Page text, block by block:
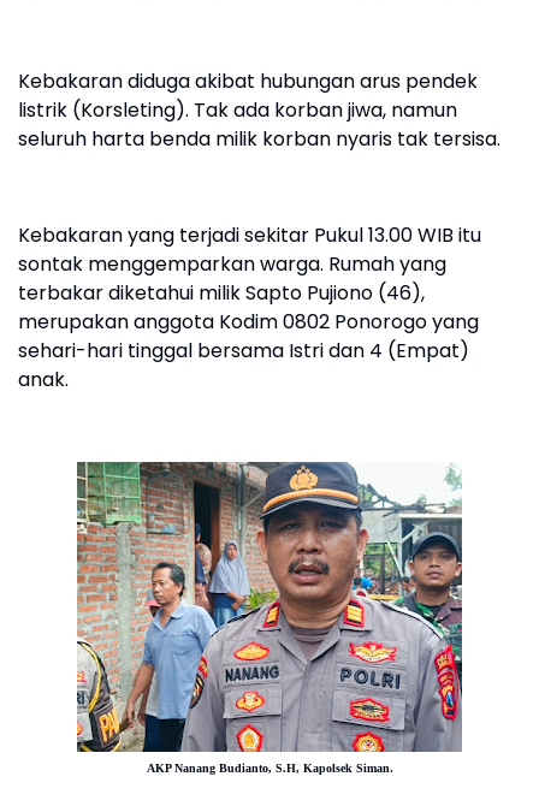
Kebakaran diduga akibat hubungan arus pendek
listrik (Korsleting). Tak ada korban jiwa, namun
seluruh harta benda milik korban nyaris tak tersisa.
Kebakaran yang terjadi sekitar Pukul 13.00 WIB itu
sontak menggemparkan warga. Rumah yang
terbakar diketahui milik Sapto Pujiono (46),
merupakan anggota Kodim 0802 Ponorogo yang
sehari-hari tinggal bersama Istri dan 4 (Empat)
anak.
AKP Nanang Budianto, S.H, Kapolsek Siman.